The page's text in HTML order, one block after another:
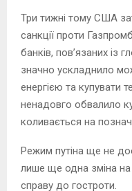
Три тижні тому США
санкції проти
банків, пов’язаних із
значно ускладнило
енергією та купувати
ненадовго обвалило
коливається на
Режим путіна ще не
лише ще одна зміна
справу до гостроти.